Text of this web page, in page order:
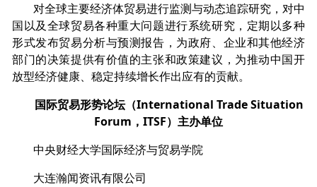
对全球主要经济体贸易进行监测与动态追踪研究，对中
国以及全球贸易各种重大问题进行系统研究，定期以多种
形式发布贸易分析与预测报告，为政府、企业和其他经济
部门的决策提供有价值的主张和政策建议，为推动中国开
放型经济健康、稳定持续增长作出应有的贡献。
国际贸易形势论坛（International Trade Situation
Forum，ITSF）主办单位
中央财经大学国际经济与贸易学院
大连瀚闻资讯有限公司